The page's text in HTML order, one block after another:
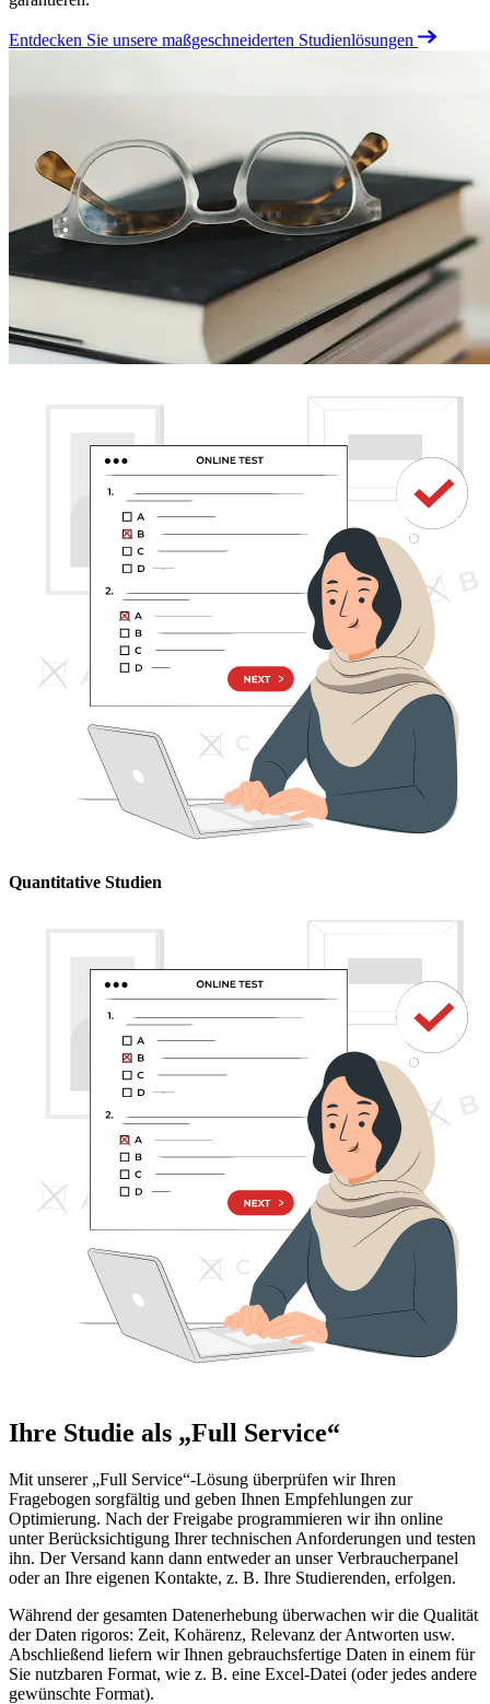
Entdecken Sie unsere maßgeschneiderten Studienlösungen
Quantitative Studien
Ihre Studie als „Full Service“
Mit unserer „Full Service“-Lösung überprüfen wir Ihren
Fragebogen sorgfältig und geben Ihnen Empfehlungen zur
Optimierung. Nach der Freigabe programmieren wir ihn online
unter Berücksichtigung Ihrer technischen Anforderungen und testen
ihn. Der Versand kann dann entweder an unser Verbraucherpanel
oder an Ihre eigenen Kontakte, z. B. Ihre Studierenden, erfolgen.
Während der gesamten Datenerhebung überwachen wir die Qualität
der Daten rigoros: Zeit, Kohärenz, Relevanz der Antworten usw.
Abschließend liefern wir Ihnen gebrauchsfertige Daten in einem für
Sie nutzbaren Format, wie z. B. eine Excel-Datei (oder jedes andere
gewünschte Format).